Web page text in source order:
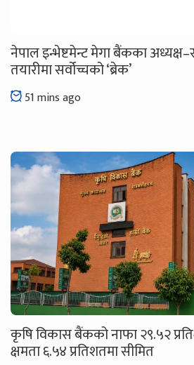
नेपाल इन्भेष्टमेन्ट मेगा बैंकका
तयारीमा सर्वोच्चको ‘ब्रेक’
51 mins ago
कृषि विकास बैंकको नाफा २९.५२
क्षमता ६.५४ प्रतिशतमा सीमित